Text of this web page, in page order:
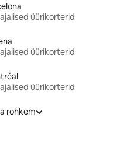
üürikorterid
üürikorterid
üürikorterid
rohkem